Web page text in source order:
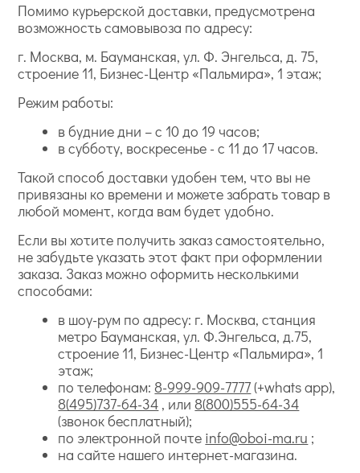
Помимо курьерской доставки, предусмотрена
возможность самовывоза по адресу:
г. Москва, м. Бауманская, ул. Ф. Энгельса, д. 75,
строение 11, Бизнес-Центр «Пальмира», 1 этаж;
Режим работы:
в будние дни – с 10 до 19 часов;
в субботу, воскресенье - с 11 до 17 часов.
Такой способ доставки удобен тем, что вы не
привязаны ко времени и можете забрать товар в
любой момент, когда вам будет удобно.
Если вы хотите получить заказ самостоятельно,
не забудьте указать этот факт при оформлении
заказа. Заказ можно оформить несколькими
способами:
в шоу-рум по адресу: г. Москва, станция
метро Бауманская, ул. Ф.Энгельса, д.75,
строение 11, Бизнес-Центр «Пальмира», 1
этаж;
по телефонам: 8-999-909-7777(+whats app),
8(495)737-64-34 , или 8(800)555-64-34
(звонок бесплатный);
по электронной почте info@oboi-ma.ru ;
на сайте нашего интернет-магазина.